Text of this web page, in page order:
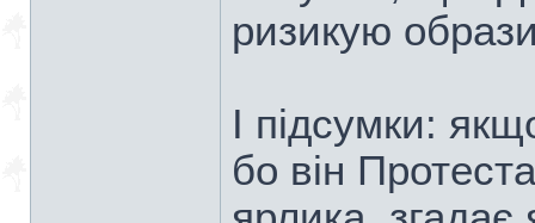
ризикую
І підсумки:
бо він